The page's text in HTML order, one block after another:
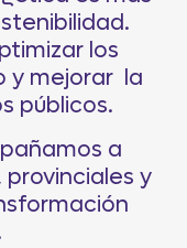
los
y mejorar la
públicos.
a
y